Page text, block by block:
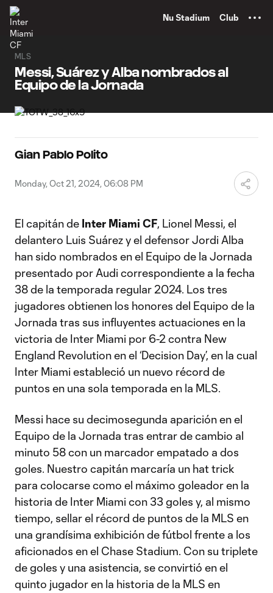
Nu Stadium Club
MLS
Messi, Suárez y Alba nombrados al
Equipo de la Jornada
Gian Pablo Polito
Monday, Oct 21, 2024, 06:08 PM
El capitán de Inter Miami CF, Lionel Messi, el
delantero Luis Suárez y el defensor Jordi Alba
han sido nombrados en el Equipo de la Jornada
presentado por Audi correspondiente a la fecha
38 de la temporada regular 2024. Los tres
jugadores obtienen los honores del Equipo de la
Jornada tras sus influyentes actuaciones en la
victoria de Inter Miami por 6-2 contra New
England Revolution en el ‘Decision Day’, en la cual
Inter Miami estableció un nuevo récord de
puntos en una sola temporada en la MLS.
Messi hace su decimosegunda aparición en el
Equipo de la Jornada tras entrar de cambio al
minuto 58 con un marcador empatado a dos
goles. Nuestro capitán marcaría un hat trick
para colocarse como el máximo goleador en la
historia de Inter Miami con 33 goles y, al mismo
tiempo, sellar el récord de puntos de la MLS en
una grandísima exhibición de fútbol frente a los
aficionados en el Chase Stadium. Con su triplete
de goles y una asistencia, se convirtió en el
quinto jugador en la historia de la MLS en